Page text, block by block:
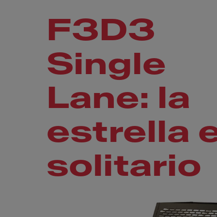
F3D3
Single
Lane: la
estrella
solitario